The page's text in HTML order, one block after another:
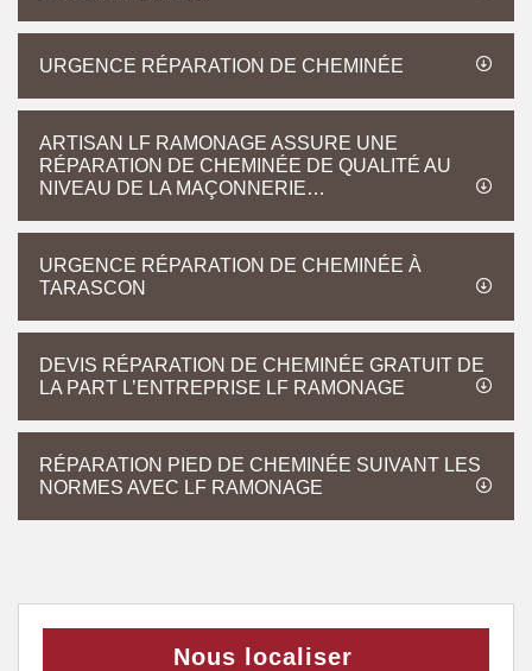
URGENCE RÉPARATION DE CHEMINÉE
ARTISAN LF RAMONAGE ASSURE UNE
RÉPARATION DE CHEMINÉE DE QUALITÉ AU
NIVEAU DE LA MAÇONNERIE…
URGENCE RÉPARATION DE CHEMINÉE À
TARASCON
DEVIS RÉPARATION DE CHEMINÉE GRATUIT DE
LA PART L’ENTREPRISE LF RAMONAGE
RÉPARATION PIED DE CHEMINÉE SUIVANT LES
NORMES AVEC LF RAMONAGE
Nous localiser